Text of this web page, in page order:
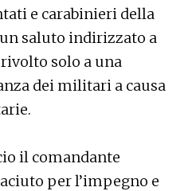
e carabinieri della
saluto indirizzato a
solo a una
dei militari a causa
il comandante
per l’impegno e